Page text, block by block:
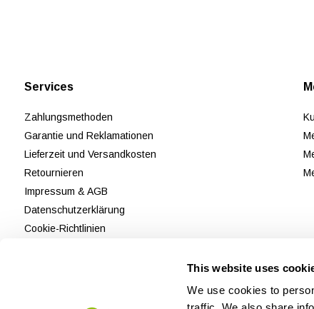
This website uses
We use cookies to
Services
Zahlungsmethoden
Garantie und Reklamationen
Lieferzeit und Versandkosten
Retournieren
Impressum & AGB
Datenschutzerklärung
Cookie-Richtlinien